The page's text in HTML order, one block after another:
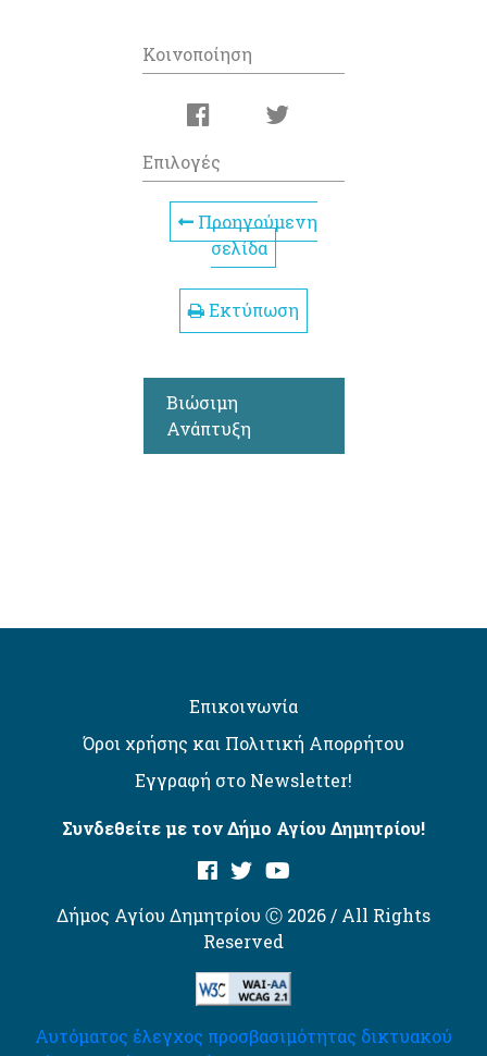
Κοινοποίηση
Επιλογές
Προηγούμενη
σελίδα
Εκτύπωση
Βιώσιμη
Ανάπτυξη
Επικοινωνία
Όροι χρήσης και Πολιτική Απορρήτου
Εγγραφή στο Newsletter!
Συνδεθείτε με τον Δήμο Αγίου Δημητρίου!
Δήμος Αγίου Δημητρίου Ⓒ 2026 / All Rights
Reserved
Αυτόματος έλεγχος προσβασιμότητας δικτυακού